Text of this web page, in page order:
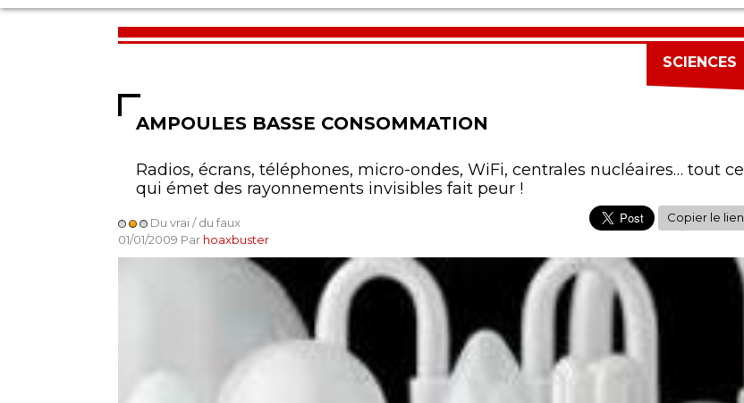
SCIENCES
AMPOULES BASSE CONSOMMATION
Radios, écrans, téléphones, micro-ondes, WiFi, centrales nucléaires… tout ce
qui émet des rayonnements invisibles fait peur !
Du vrai / du faux
01/01/2009 Par hoaxbuster
Copier le lien